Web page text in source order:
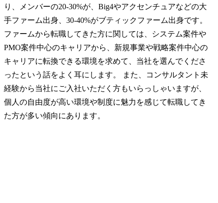
り、メンバーの20-30%が、Big4やアクセンチュアなどの大
手ファーム出身、30-40%がブティックファーム出身です。
ファームから転職してきた方に関しては、システム案件や
PMO案件中心のキャリアから、新規事業や戦略案件中心の
キャリアに転換できる環境を求めて、当社を選んでくださ
ったという話をよく耳にします。 また、コンサルタント未
経験から当社にご入社いただく方もいらっしゃいますが、
個人の自由度が高い環境や制度に魅力を感じて転職してき
た方が多い傾向にあります。